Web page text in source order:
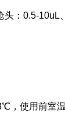
： 0.5-10uL
，使用前室